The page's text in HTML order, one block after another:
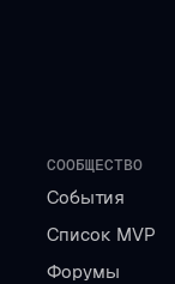
СООБЩЕСТВО
События
Список MVP
Форумы